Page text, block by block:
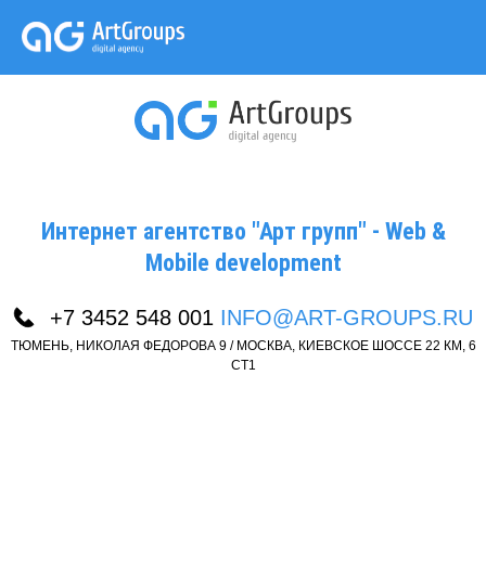
Интернет агентство "Арт групп" - Web &
Mobile development
+7 3452 548 001 INFO@ART-GROUPS.RU
ТЮМЕНЬ, НИКОЛАЯ ФЕДОРОВА 9 / МОСКВА, КИЕВСКОЕ ШОССЕ 22 КМ, 6
СТ1